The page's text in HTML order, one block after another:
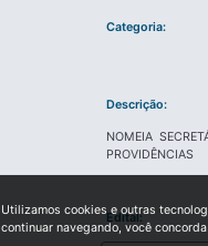
Categoria:
Descrição:
NOMEIA
PROVIDÊNCIAS
Edital:
Utilizamos cookies e outras
continuar navegando, você